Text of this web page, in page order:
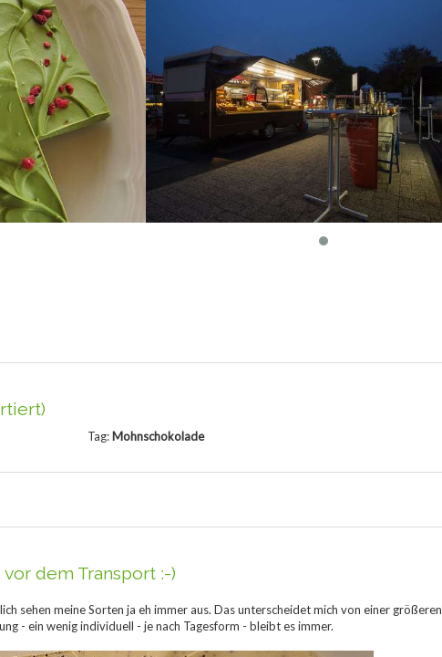
Tag: Mohnschokolade
dem Transport :-)
sehen meine Sorten ja eh immer aus. Das unterscheidet mich von einer größeren
- ein wenig individuell - je nach Tagesform - bleibt es immer.